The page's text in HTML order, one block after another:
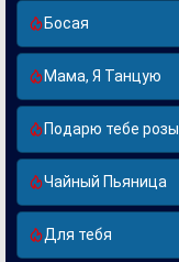
Босая
Мама, Я Танцую
Подарю тебе розы
Чайный Пьяница
Для тебя